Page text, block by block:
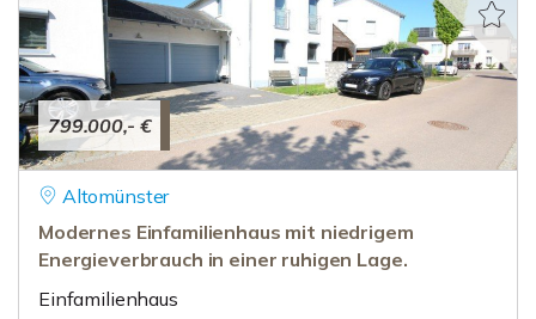
799.000,- €
Altomünster
Modernes Einfamilienhaus mit niedrigem
Energieverbrauch in einer ruhigen Lage.
Einfamilienhaus